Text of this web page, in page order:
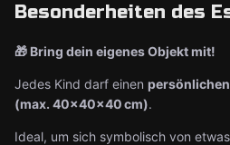
Besonderheiten des
🎁 Bring dein eigenes Objekt mit!
Jedes Kind darf einen
(max. 40×40×40 cm).
Ideal, um sich symbolisch von